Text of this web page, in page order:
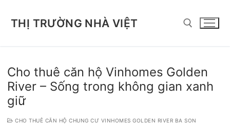
THỊ TRƯỜNG NHÀ VIỆT
Cho thuê căn hộ Vinhomes Golden
River – Sống trong không gian xanh
giữ
CHO THUÊ CĂN HỘ CHUNG CƯ VINHOMES GOLDEN RIVER BA SON